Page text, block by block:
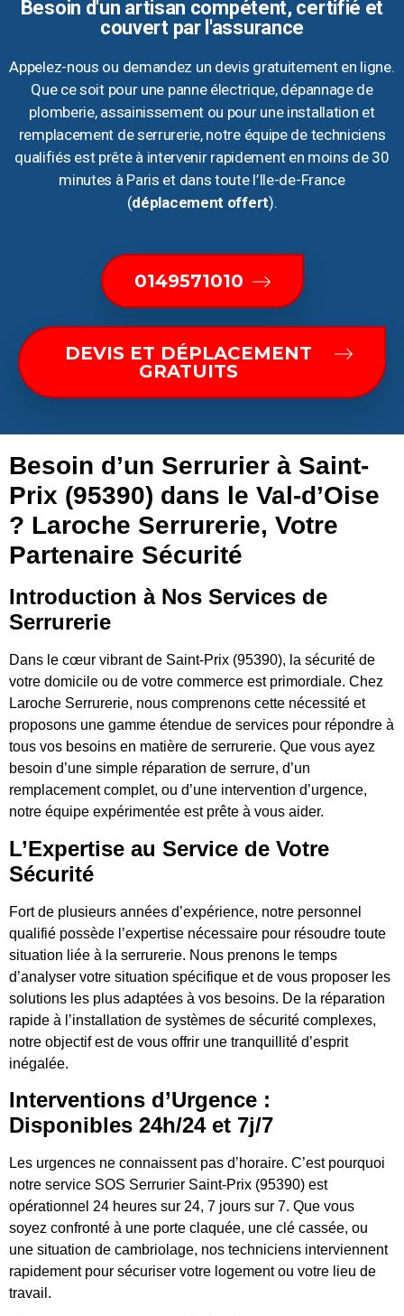
Besoin d'un artisan compétent, certifié et
couvert par l'assurance
Appelez-nous ou demandez un devis gratuitement en ligne.
Que ce soit pour une panne électrique, dépannage de
plomberie, assainissement ou pour une installation et
remplacement de serrurerie, notre équipe de techniciens
qualifiés est prête à intervenir rapidement en moins de 30
minutes à Paris et dans toute l’Ile-de-France
(déplacement offert).
0149571010
DEVIS ET DÉPLACEMENT
GRATUITS
Besoin d’un Serrurier à Saint-
Prix (95390) dans le Val-d’Oise
? Laroche Serrurerie, Votre
Partenaire Sécurité
Introduction à Nos Services de
Serrurerie
Dans le cœur vibrant de Saint-Prix (95390), la sécurité de
votre domicile ou de votre commerce est primordiale. Chez
Laroche Serrurerie, nous comprenons cette nécessité et
proposons une gamme étendue de services pour répondre à
tous vos besoins en matière de serrurerie. Que vous ayez
besoin d’une simple réparation de serrure, d’un
remplacement complet, ou d’une intervention d’urgence,
notre équipe expérimentée est prête à vous aider.
L’Expertise au Service de Votre
Sécurité
Fort de plusieurs années d’expérience, notre personnel
qualifié possède l’expertise nécessaire pour résoudre toute
situation liée à la serrurerie. Nous prenons le temps
d’analyser votre situation spécifique et de vous proposer les
solutions les plus adaptées à vos besoins. De la réparation
rapide à l’installation de systèmes de sécurité complexes,
notre objectif est de vous offrir une tranquillité d’esprit
inégalée.
Interventions d’Urgence :
Disponibles 24h/24 et 7j/7
Les urgences ne connaissent pas d’horaire. C’est pourquoi
notre service SOS Serrurier Saint-Prix (95390) est
opérationnel 24 heures sur 24, 7 jours sur 7. Que vous
soyez confronté à une porte claquée, une clé cassée, ou
une situation de cambriolage, nos techniciens interviennent
rapidement pour sécuriser votre logement ou votre lieu de
travail.